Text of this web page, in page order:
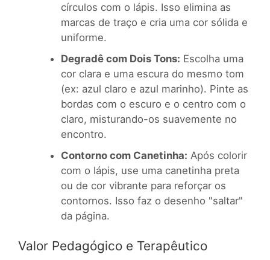
círculos com o lápis. Isso elimina as
marcas de traço e cria uma cor sólida e
uniforme.
Degradê com Dois Tons: Escolha uma
cor clara e uma escura do mesmo tom
(ex: azul claro e azul marinho). Pinte as
bordas com o escuro e o centro com o
claro, misturando-os suavemente no
encontro.
Contorno com Canetinha: Após colorir
com o lápis, use uma canetinha preta
ou de cor vibrante para reforçar os
contornos. Isso faz o desenho "saltar"
da página.
Valor Pedagógico e Terapêutico